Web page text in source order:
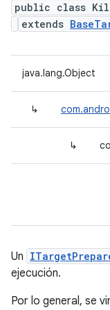
public class
extends
java.lang.Object
↳
↳
Un
ejecución.
Por lo general, se